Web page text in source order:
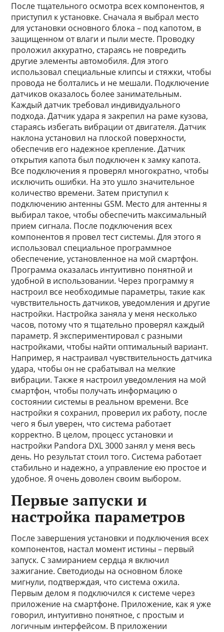
После тщательного осмотра всех компонентов, я
приступил к установке. Сначала я выбрал место
для установки основного блока – под капотом, в
защищенном от влаги и пыли месте. Проводку
проложил аккуратно, стараясь не повредить
другие элементы автомобиля. Для этого
использовал специальные клипсы и стяжки, чтобы
провода не болтались и не мешали. Подключение
датчиков оказалось более занимательным.
Каждый датчик требовал индивидуального
подхода. Датчик удара я закрепил на раме кузова,
стараясь избегать вибрации от двигателя. Датчик
наклона установил на плоской поверхности,
обеспечив его надежное крепление. Датчик
открытия капота был подключен к замку капота.
Все подключения я проверял многократно, чтобы
исключить ошибки. На это ушло значительное
количество времени. Затем приступил к
подключению антенны GSM. Место для антенны я
выбирал такое, чтобы обеспечить максимальный
прием сигнала. После подключения всех
компонентов я провел тест системы. Для этого я
использовал специальное программное
обеспечение, установленное на мой смартфон.
Программа оказалась интуитивно понятной и
удобной в использовании. Через программу я
настроил все необходимые параметры, такие как
чувствительность датчиков, уведомления и другие
настройки. Настройка заняла у меня несколько
часов, потому что я тщательно проверял каждый
параметр. Я экспериментировал с разными
настройками, чтобы найти оптимальный вариант.
Например, я настраивал чувствительность датчика
удара, чтобы он не срабатывал на мелкие
вибрации. Также я настроил уведомления на мой
смартфон, чтобы получать информацию о
состоянии системы в реальном времени. Все
настройки я сохранил, проверил их работу, после
чего я был уверен, что система работает
корректно. В целом, процесс установки и
настройки Pandora DXL 3000 занял у меня весь
день. Но результат стоил того. Система работает
стабильно и надежно, а управление ею простое и
удобное. Я очень доволен своим выбором.
Первые запуски и
настройка параметров
После завершения установки и подключения всех
компонентов, настал момент истины – первый
запуск. С замиранием сердца я включил
зажигание. Светодиоды на основном блоке
мигнули, подтверждая, что система ожила.
Первым делом я подключился к системе через
приложение на смартфоне. Приложение, как я уже
говорил, интуитивно понятное, с простым и
логичным интерфейсом. В приложении